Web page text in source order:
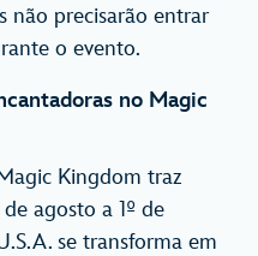
não precisarão entrar
o evento.
no Magic
Kingdom traz
agosto a 1º de
se transforma em